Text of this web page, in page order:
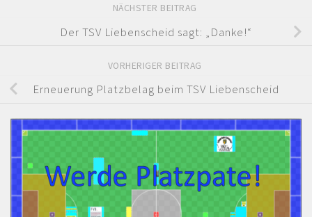
NÄCHSTER BEITRAG
Der TSV Liebenscheid sagt: „Danke!“
VORHERIGER BEITRAG
Erneuerung Platzbelag beim TSV Liebenscheid